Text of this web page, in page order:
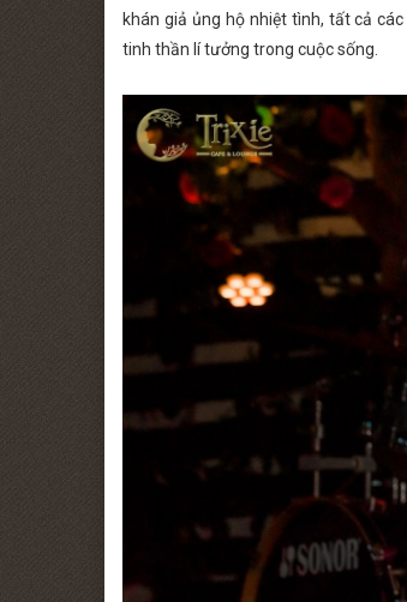
khán giả ủng hộ nhiệt tình, tất cả
tinh thần lí tưởng trong cuộc sống.